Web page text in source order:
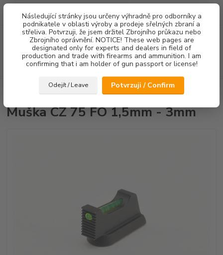
Následující stránky jsou určeny výhradně pro odborníky a
podnikatele v oblasti výroby a prodeje sřelných zbraní a
střeliva. Potvrzuji, že jsem držitel Zbrojního průkazu nebo
Zbrojního oprávnění. NOTICE! These web pages are
designated only for experts and dealers in field of
production and trade with firearms and ammunition. I am
confirming that i am holder of gun passport or license!
Odejít / Leave Potvrzuji / Confirm
Menu
Hledat
za0,00 Kč
Muška CZ 75 FO 1,5mm - 3mm
Muška CZ 75 FO 1,5mm - 3mm